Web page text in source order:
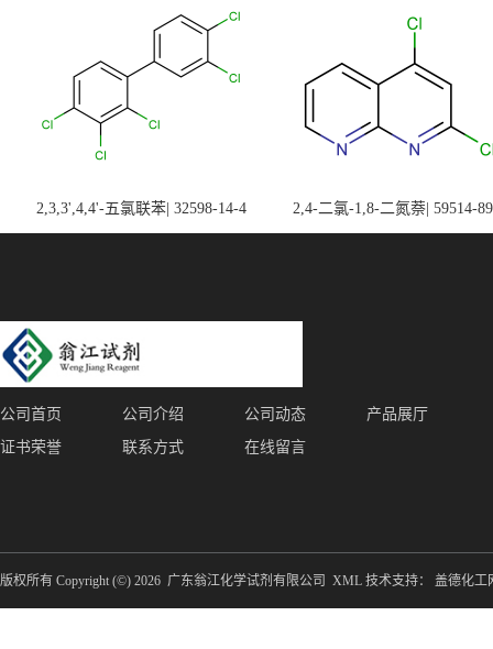
2,3,3',4,4'-五氯联苯| 32598-14-4 2,4-二氯-1,8-二氮萘| 59514-
公司首页 公司介绍 公司动态
产品展厅
证书荣誉
联系方式 在线留言
版权所有 Copyright (©) 2026 广东翁江化学试剂有限公司 XML 技术支持： 盖德化工